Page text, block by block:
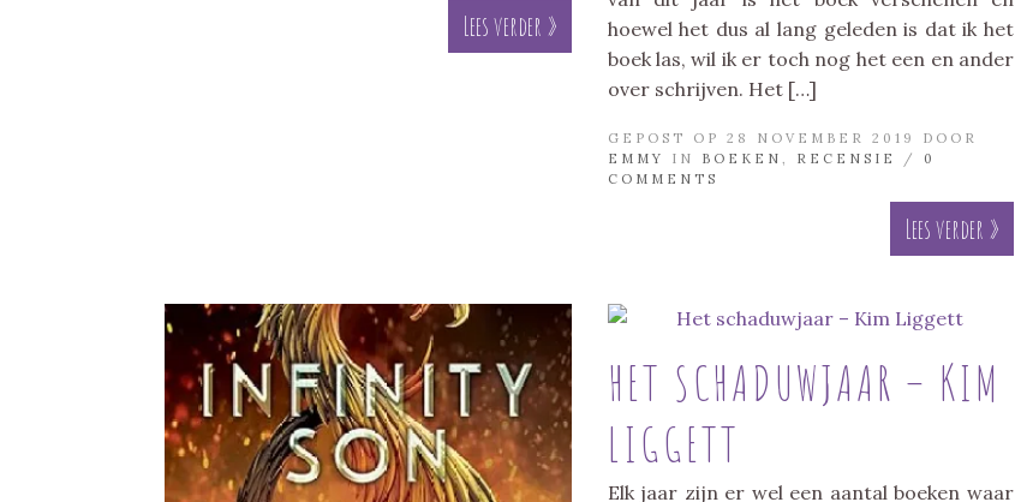
Lees verder »
hoewel het dus al lang geleden is dat ik het
boek las, wil ik er toch nog het een en ander
over schrijven. Het […]
GEPOST OP 28 NOVEMBER 2019 DOOR
EMMY
IN BOEKEN , RECENSIE /
0
COMMENTS
Lees verder »
HET SCHADUWJAAR – KIM
LIGGETT
Elk jaar zijn er wel een aantal boeken waar